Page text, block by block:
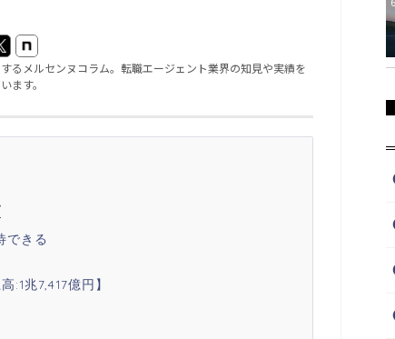
るメルセンヌコラム。転職エージェント業界の知見や実績を
ます。
できる
:1兆7,417億円】